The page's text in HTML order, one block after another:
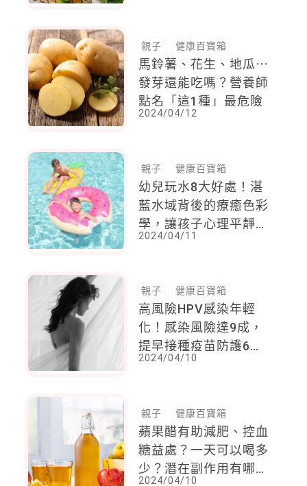
親子 健康百寶箱
馬鈴薯、花生、地瓜⋯
發芽還能吃嗎？營養師
點名「這1種」最危險
2024/04/12
親子 健康百寶箱
幼兒玩水8大好處！湛
藍水域背後的療癒色彩
學，讓孩子心理平靜放
鬆
2024/04/11
親子 健康百寶箱
高風險HPV感染年輕
化！感染風險達9成，
提早接種疫苗防護6癌1
病
2024/04/10
親子 健康百寶箱
蘋果醋有助減肥、控血
糖益處？一天可以喝多
少？潛在副作用有哪
2024/04/10